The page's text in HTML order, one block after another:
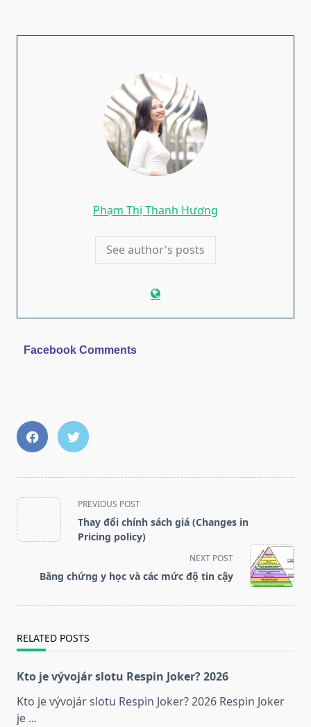
Phạm Thị Thanh Hương
See author's posts
Facebook Comments
<span
class="nav-
subtitle
reader-
text">Page</span>
PREVIOUS POST
Thay đổi chính sách giá (Changes in
Pricing policy)
NEXT POST
Bằng chứng y học và các mức độ tin cậy
RELATED POSTS
Kto je vývojár slotu Respin Joker? 2026
Kto je vývojár slotu Respin Joker? 2026 Respin Joker
je ...